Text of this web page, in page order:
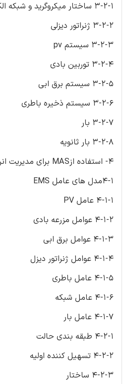
3-2-1 ساختار میکروگرید و شبکه الکتریکی
3-2-2 ژنراتور دیزلی
3-2-3 سیستم pv
3-2-4 توربین بادی
3-2-5 سیستم برق ابی
3-2-6 سیستم ذخیره باطری
3-2-7 بار
3-2-8 بار ثانویه
4- استفاده ازMAS برای مدیریت انرژی
4-1مدل های عامل EMS
4-1-1 عامل PV
4-1-2 عوامل مزرعه بادی
4-1-3 عوامل برق ابی
4-1-4 عوامل ژنراتور دیزل
4-1-5 عامل باطری
4-1-6 عامل شبکه
4-1-7 عامل بار
4-2-1 طبقه بندی حالت
4-2-2 تسهیل کننده اولیه
4-2-3 ساختار